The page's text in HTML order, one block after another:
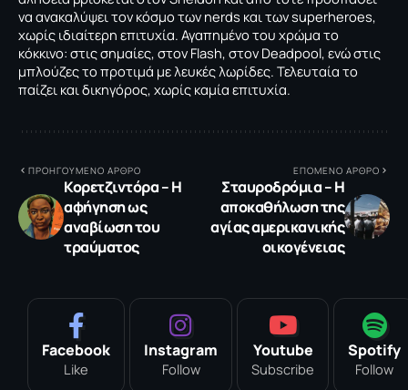
να ανακαλύψει τον κόσμο των nerds και των superheroes,
χωρίς ιδιαίτερη επιτυχία. Αγαπημένο του χρώμα το
κόκκινο: στις σημαίες, στον Flash, στον Deadpool, ενώ στις
μπλούζες το προτιμά με λευκές λωρίδες. Τελευταία το
παίζει και δικηγόρος, χωρίς καμία επιτυχία.
ΠΡΟΗΓΟΥΜΕΝΟ ΑΡΘΡΟ
Κορετζιντόρα – Η
αφήγηση ως
αναβίωση του
τραύματος
ΕΠΟΜΕΝΟ ΑΡΘΡΟ
Σταυροδρόμια – Η
αποκαθήλωση της
αγίας αμερικανικής
οικογένειας
Facebook
Like
Instagram
Follow
Youtube
Subscribe
Spotify
Follow